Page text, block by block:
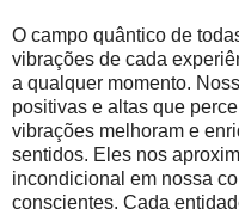
O campo quântico de
vibrações de cada
a qualquer momento.
positivas e altas que
vibrações melhoram e
sentidos. Eles nos
incondicional em nossa
conscientes. Cada